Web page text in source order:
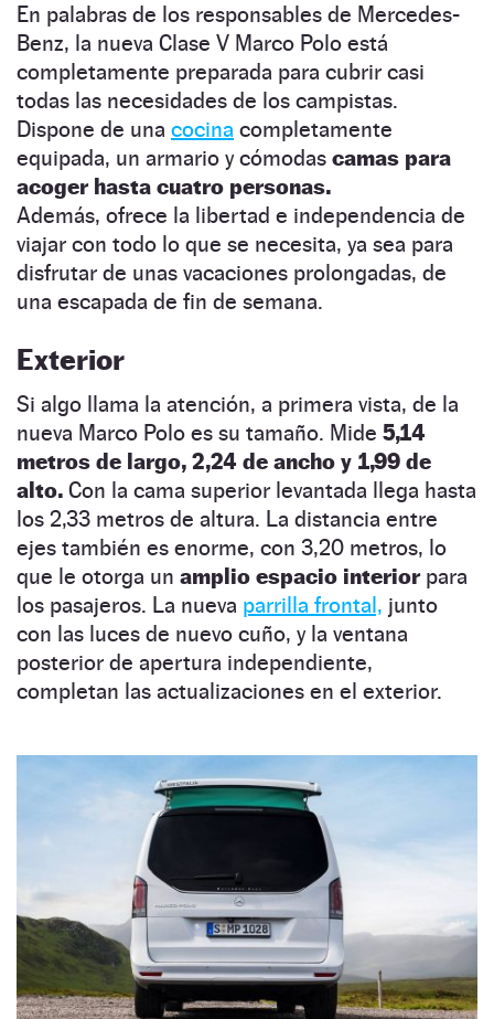
En palabras de los responsables de Mercedes-
Benz, la nueva Clase V Marco Polo está
completamente preparada para cubrir casi
todas las necesidades de los campistas.
Dispone de una cocina completamente
equipada, un armario y cómodas camas para
acoger hasta cuatro personas.
Además, ofrece la libertad e independencia de
viajar con todo lo que se necesita, ya sea para
disfrutar de unas vacaciones prolongadas, de
una escapada de fin de semana.
Exterior
Si algo llama la atención, a primera vista, de la
nueva Marco Polo es su tamaño. Mide 5,14
metros de largo, 2,24 de ancho y 1,99 de
alto. Con la cama superior levantada llega hasta
los 2,33 metros de altura. La distancia entre
ejes también es enorme, con 3,20 metros, lo
que le otorga un amplio espacio interior para
los pasajeros. La nueva parrilla frontal, junto
con las luces de nuevo cuño, y la ventana
posterior de apertura independiente,
completan las actualizaciones en el exterior.